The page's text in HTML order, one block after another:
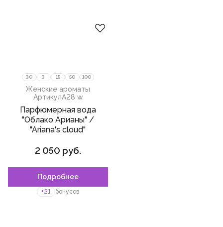
30 3 15 50 100
Женские ароматы
АртикулA28 w
Парфюмерная вода
"Облако Арианы" /
"Ariana's cloud"
2 050 руб.
Подробнее
+21 бонусов